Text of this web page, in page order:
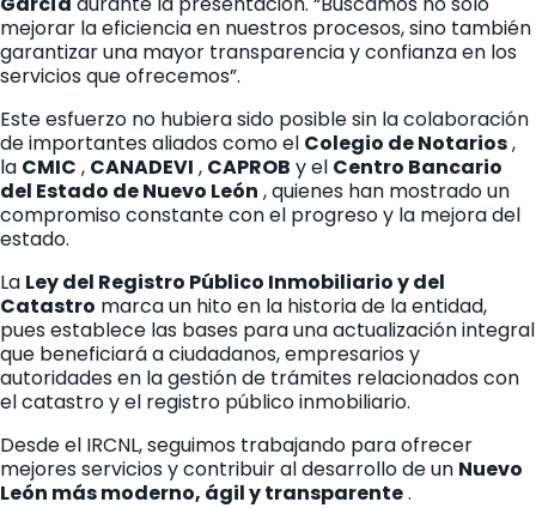
mejorar la eficiencia en nuestros procesos, sino también
garantizar una mayor transparencia y confianza en los
servicios que ofrecemos”.
Este esfuerzo no hubiera sido posible sin la colaboración
de importantes aliados como el Colegio de Notarios,
la CMIC , CANADEVI , CAPROB y el Centro Bancario
del Estado de Nuevo León , quienes han mostrado un
compromiso constante con el progreso y la mejora del
estado.
La Ley del Registro Público Inmobiliario y del
Catastro marca un hito en la historia de la entidad,
pues establece las bases para una actualización integral
que beneficiará a ciudadanos, empresarios y
autoridades en la gestión de trámites relacionados con
el catastro y el registro público inmobiliario.
Desde el IRCNL, seguimos trabajando para ofrecer
mejores servicios y contribuir al desarrollo de un Nuevo
León más moderno, ágil y transparente.